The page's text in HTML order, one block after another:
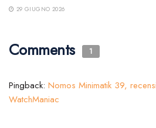
29 GIUGNO 2026
Comments 1
Pingback: Nomos Minimatik 39,
WatchManiac